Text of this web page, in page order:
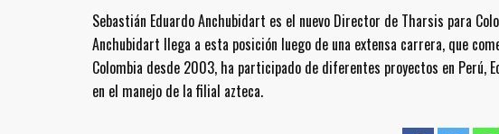
Sebastián Eduardo Anchubidart es el nuevo Director de Tharsis para
Anchubidart llega a esta posición luego de una extensa carrera, que
Colombia desde 2003, ha participado de diferentes proyectos en Perú,
en el manejo de la filial azteca.